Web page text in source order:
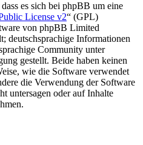
es sich bei phpBB um eine
License v2“ (GPL)
von phpBB Limited
deutschsprachige Informationen
Community unter
gestellt. Beide haben keinen
wie die Software verwendet
die Verwendung der Software
untersagen oder auf Inhalte